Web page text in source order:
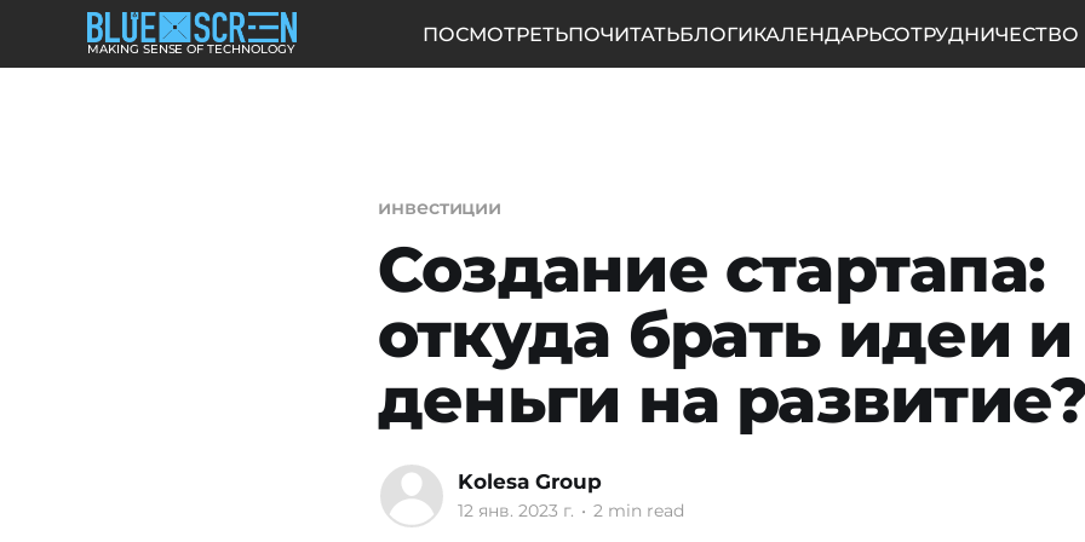
MAKING SENSE OF TECHNOLOGY
ПОСМОТРЕТЬПОЧИТАТЬБЛОГИКАЛЕНДАРЬСОТРУДНИЧЕСТВО
инвестиции
Создание стартапа:
откуда брать идеи и
деньги на
Kolesa Group
12 янв. 2023 г. • 2 min read